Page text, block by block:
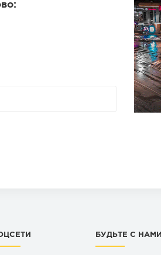
БУДЬТЕ С НАМИ